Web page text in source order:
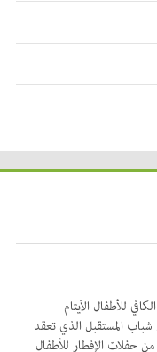
للأطفال الأيتام
المستقبل الذي تعقد
حفلات الإفطار للأطفال